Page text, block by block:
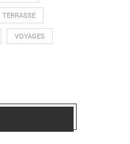
TERRASSE
VOYAGES